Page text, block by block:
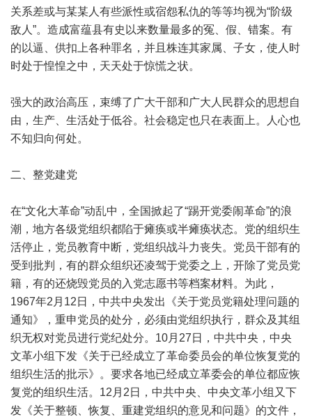
关系差或与某某人有些派性或宿怨私仇的等等均视为“阶级
敌人”。造成富蕴县有史以来数量最多的冤、假、错案。有
的以逼、供扣上各种罪名，并且株连其家属、子女，使人时
时处于惶惶之中，天天处于惊慌之状。
强大的政治高压，束缚了广大干部和广大人民群众的思想自
由，生产、生活处于低谷。社会稳定也只在表面上。人心也
不知归向何处。
二、整党建党
在“文化大革命”动乱中，全国掀起了“踢开党委闹革命”的浪
潮，地方各级党组织都陷于瘫痪或半瘫痪状态。党的组织生
活停止，党员教育中断，党组织战斗力丧失。党员干部有的
受到批判，有的群众组织还凌驾于党委之上，开除了党员党
籍，有的还烧毁党员的入党志愿书等档案材料。为此，
1967年2月12日，中共中央发出《关于党员党籍处理问题的
通知》，重申党员的处分，必须由党组织执行，群众及其组
织无权对党员进行党纪处分。10月27日，中共中央，中央
文革小组下发《关于已经成立了革命委员会的单位恢复党的
组织生活的批示》。要求各地已经成立革委会的单位都应恢
复党的组织生活。12月2日，中共中央、中央文革小组又下
发《关于整顿、恢复、重建党组织的意见和问题》的文件，